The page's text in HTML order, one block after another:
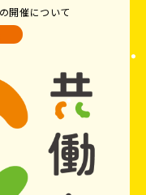
開催について